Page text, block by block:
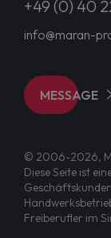
+49 (0) 40
info@maran-
MESSAGE
© 2006-2026,
Diese Seite ist
Freiberufler im